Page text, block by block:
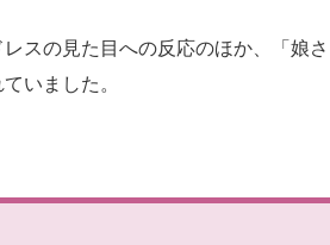
スの見た目への反応のほか、「娘さ
いました。